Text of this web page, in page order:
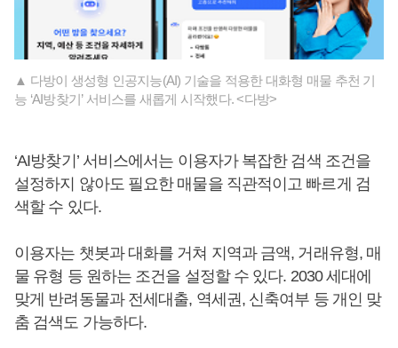
▲ 다방이 생성형 인공지능(AI) 기술을 적용한 대화형 매물 추천 기
능 ‘AI방찾기’ 서비스를 새롭게 시작했다. <다방>
‘AI방찾기’ 서비스에서는 이용자가 복잡한 검색 조건을
설정하지 않아도 필요한 매물을 직관적이고 빠르게 검
색할 수 있다.
이용자는 챗봇과 대화를 거쳐 지역과 금액, 거래유형, 매
물 유형 등 원하는 조건을 설정할 수 있다. 2030 세대에
맞게 반려동물과 전세대출, 역세권, 신축여부 등 개인 맞
춤 검색도 가능하다.